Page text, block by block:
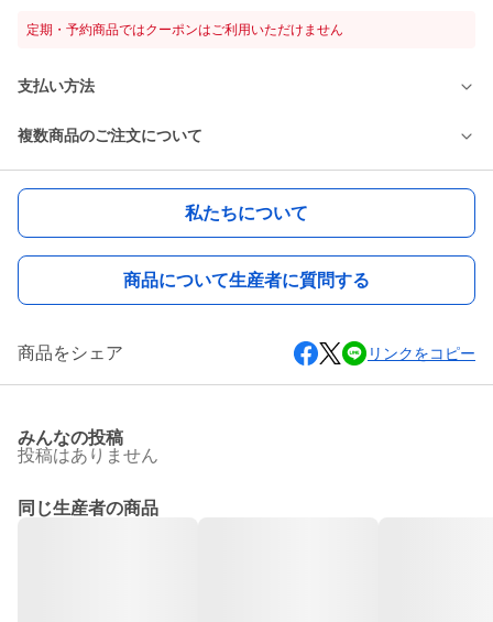
定期・予約商品ではクーポンはご利用いただけません
支払い方法
複数商品のご注文について
私たちについて
商品について生産者に質問する
商品をシェア リンクをコピー
みんなの投稿
投稿はありません
同じ生産者の商品